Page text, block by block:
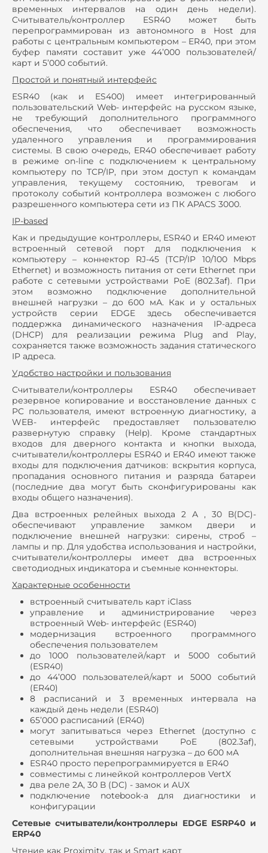
временных интервалов на один день недели).
Cчитыватель/контроллер ESR40 может быть
перепрограммирован из автономного в Host для
работы с центральным компьютером – ER40, при этом
буфер памяти составит уже 44’000 пользователей/
карт и 5’000 событий.
Простой и понятный интерфейс
ESR40 (как и ES400) имеет интегрированный
пользовательский Web- интерфейс на русском языке,
не требующий дополнительного программного
обеспечения, что обеспечивает возможность
удаленного управления и программирования
системы. В свою очередь, ER40 обеспечивает работу
в режиме on-line с подключением к центральному
компьютеру по TCP/IP, при этом доступ к командам
управления, текущему состоянию, тревогам и
протоколу событий контроллера возможен с любого
разрешенного компьютера сети из ПК APACS 3000.
IP-based
Как и предыдущие контроллеры, ESR40 и ER40 имеют
встроенный сетевой порт для подключения к
компьютеру – коннектор RJ-45 (TCP/IP 10/100 Mbps
Ethernet) и возможность питания от сети Ethernet при
работе с сетевыми устройствами PoE (802.3af). При
этом возможно подключение дополнительной
внешней нагрузки – до 600 мА. Как и у остальных
устройств серии EDGE здесь обеспечивается
поддержка динамического назначения IP-адреса
(DHCP) для реализации режима Plug and Play,
сохраняется также возможность задания статического
IP адреса.
Удобство настройки и пользования
Считыватели/контроллеры ESR40 обеспечивает
резервное копирование и восстановление данных с
PC пользователя, имеют встроенную диагностику, а
WEB- интерфейс предоставляет пользователю
развернутую справку (Help). Кроме стандартных
входов для дверного контакта и кнопки выхода,
считыватели/контроллеры ESR40 и ER40 имеют также
входы для подключения датчиков: вскрытия корпуса,
пропадания основного питания и разряда батареи
(последние два могут быть сконфигурированы как
входы общего назначения).
Два встроенных релейных выхода 2 А , 30 В(DC)-
обеспечивают управление замком двери и
подключение внешней нагрузки: сирены, строб –
лампы и пр. Для удобства использования и настройки,
считыватели/контроллеры имеет два встроенных
светодиодных индикатора и съемные коннекторы.
Характерные особенности
встроенный считыватель карт iClass
управление и администрирование через
встроенный Web- интерфейс (ESR40)
модернизация встроенного программного
обеспечения пользователем
до 1000 пользователей/карт и 5000 событий
(ESR40)
до 44’000 пользователей/карт и 5000 событий
(ER40)
8 расписаний и 3 временных интервала на
каждый день недели (ESR40)
65’000 расписаний (ER40)
могут запитываться через Ethernet (доступно с
сетевыми устройствами PoE (802.3af),
дополнительная внешняя нагрузка – до 600 мА
ESR40 просто перепрограммируется в ER40
совместимы с линейкой контроллеров VertX
два реле 2А, 30 В (DC) - замок и AUX
подключение notebook-а для диагностики и
конфигурации
Сетевые считыватели/контроллеры EDGE ESRP40 и
ERP40
Чтение как Proximity, так и Smart карт